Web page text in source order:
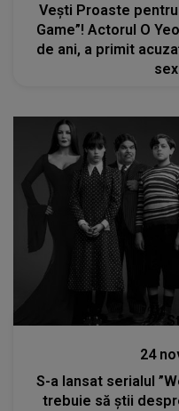
Vești Proaste
Game”! Actorul O
de ani, a primit
24
S-a lansat serialul
trebuie să știi